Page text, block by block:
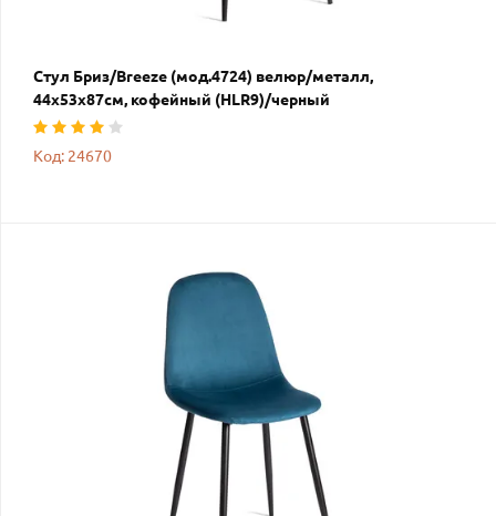
Стул Бриз/Breeze (мод.4724) велюр/металл,
44х53х87см, кофейный (HLR9)/черный
Код: 24670